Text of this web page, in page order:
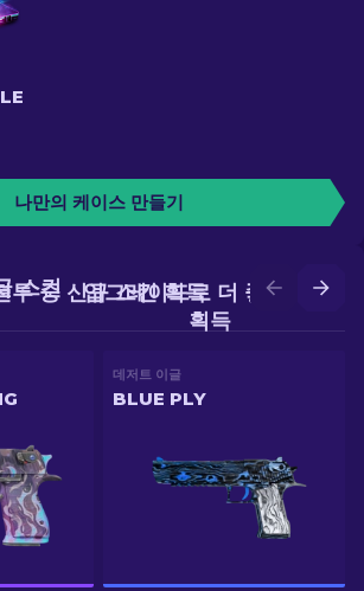
나만의 케이스 만들기
업그레이드로 더 좋은 스킨
획득
투 중 신규 스킨 획득
스킨
데저트 이글
BLUE PLY